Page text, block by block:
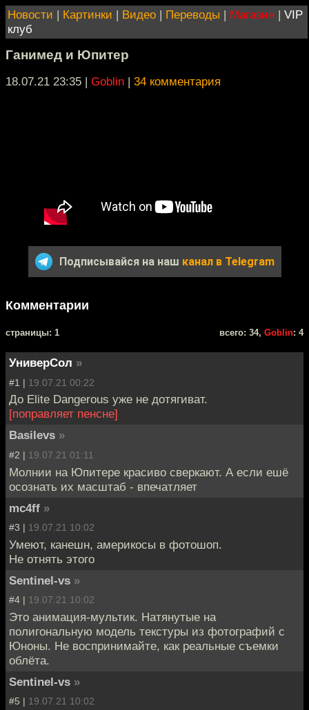
Новости | Картинки | Видео | Переводы | Магазин | VIP
клуб
Ганимед и Юпитер
18.07.21 23:35 | Goblin | 34 комментария
Подписывайся на наш канал в Telegram
Комментарии
cтраницы: 1 всего: 34, Goblin: 4
УниверСол »
#1 | 19.07.21 00:22
До Elite Dangerous уже не дотягиват.
[поправляет пенсне]
Basilevs »
#2 | 19.07.21 01:11
Молнии на Юпитере красиво сверкают. А если ешё
осознать их масштаб - впечатляет
mc4ff »
#3 | 19.07.21 10:02
Умеют, канешн, америкосы в фотошоп.
Не отнять этого
Sentinel-vs »
#4 | 19.07.21 10:02
Это анимация-мультик. Натянутые на
полигональную модель текстуры из фотографий с
Юноны. Не воспринимайте, как реальные съемки
облёта.
Sentinel-vs »
#5 | 19.07.21 10:02